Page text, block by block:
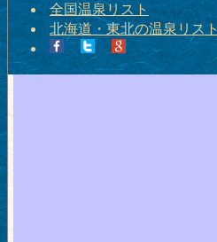
全国温泉リスト
北海道・東北の温泉リスト